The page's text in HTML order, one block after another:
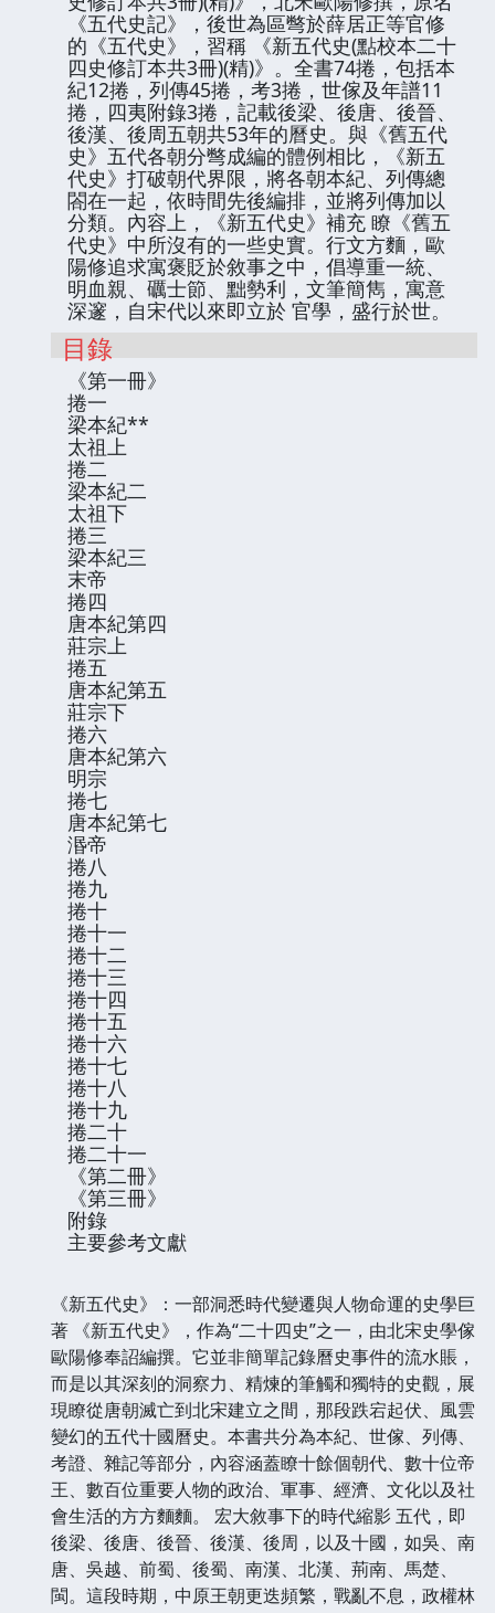
《五代史記》，後世為區彆於薛居正等官修
的《五代史》，習稱 《新五代史(點校本二十
四史修訂本共3冊)(精)》。全書74捲，包括本
紀12捲，列傳45捲，考3捲，世傢及年譜11
捲，四夷附錄3捲，記載後梁、後唐、後晉、
後漢、後周五朝共53年的曆史。與《舊五代
史》五代各朝分彆成編的體例相比，《新五
代史》打破朝代界限，將各朝本紀、列傳總
閤在一起，依時間先後編排，並將列傳加以
分類。內容上，《新五代史》補充 瞭《舊五
代史》中所沒有的一些史實。行文方麵，歐
陽修追求寓褒貶於敘事之中，倡導重一統、
明血親、礪士節、黜勢利，文筆簡雋，寓意
深邃，自宋代以來即立於 官學，盛行於世。
目錄
《第一冊》
捲一
梁本紀**
太祖上
捲二
梁本紀二
太祖下
捲三
梁本紀三
末帝
捲四
唐本紀第四
莊宗上
捲五
唐本紀第五
莊宗下
捲六
唐本紀第六
明宗
捲七
唐本紀第七
湣帝
捲八
捲九
捲十
捲十一
捲十二
捲十三
捲十四
捲十五
捲十六
捲十七
捲十八
捲十九
捲二十
捲二十一
《第二冊》
《第三冊》
附錄
主要參考文獻
《新五代史》：一部洞悉時代變遷與人物命運的史學巨
著 《新五代史》，作為“二十四史”之一，由北宋史學傢
歐陽修奉詔編撰。它並非簡單記錄曆史事件的流水賬，
而是以其深刻的洞察力、精煉的筆觸和獨特的史觀，展
現瞭從唐朝滅亡到北宋建立之間，那段跌宕起伏、風雲
變幻的五代十國曆史。本書共分為本紀、世傢、列傳、
考證、雜記等部分，內容涵蓋瞭十餘個朝代、數十位帝
王、數百位重要人物的政治、軍事、經濟、文化以及社
會生活的方方麵麵。 宏大敘事下的時代縮影 五代，即
後梁、後唐、後晉、後漢、後周，以及十國，如吳、南
唐、吳越、前蜀、後蜀、南漢、北漢、荊南、馬楚、
閩。這段時期，中原王朝更迭頻繁，戰亂不息，政權林